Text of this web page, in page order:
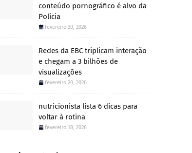
conteúdo pornográfico é alvo da
Polícia
fevereiro 20, 2026
Redes da EBC triplicam interação
e chegam a 3 bilhões de
visualizações
fevereiro 20, 2026
nutricionista lista 6 dicas para
voltar à rotina
fevereiro 18, 2026